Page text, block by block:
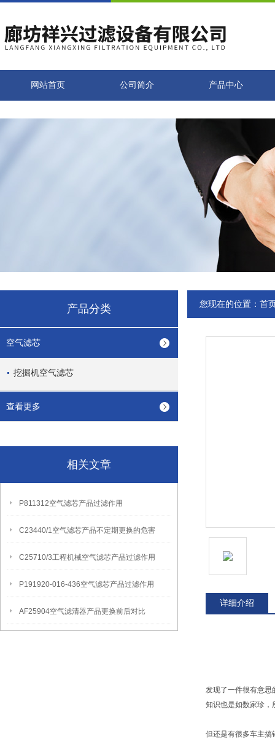
网站首页 公司简介 产品中心
产品分类
空气滤芯
挖掘机空气滤芯
查看更多
相关文章
P811312空气滤芯产品过滤作用
C23440/1空气滤芯产品不定期更换的危害
C25710/3工程机械空气滤芯产品过滤作用
P191920-016-436空气滤芯产品过滤作用
AF25904空气滤清器产品更换前后对比
您现在的位置： 首
详细介绍
发现了一件很有意思
知识也是如数家珍，
但还是有很多车主搞